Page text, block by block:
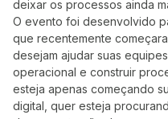
deixar os processos ainda
O evento foi desenvolvido
que recentemente
desejam ajudar suas
operacional e construir
esteja apenas começando
digital, quer esteja